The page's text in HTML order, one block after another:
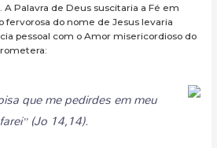
A Palavra de Deus suscitaria a Fé em
fervorosa do nome de Jesus levaria
pessoal com o Amor misericordioso do
que me pedirdes em meu
(Jo 14,14).